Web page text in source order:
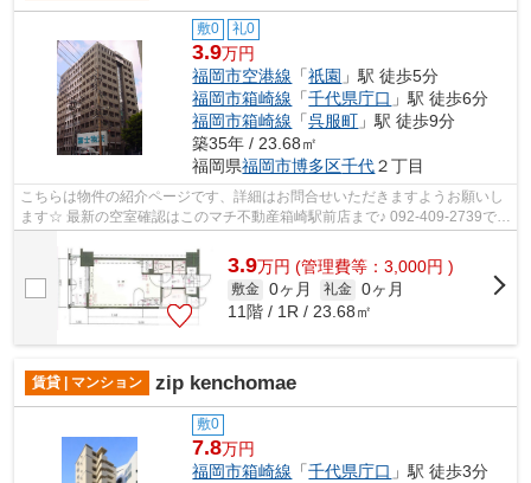
敷0 礼0
3.9万円
福岡市空港線 「祇園 」駅 徒歩5分
福岡市箱崎線 「千代県庁口 」駅 徒歩6分
福岡市箱崎線 「呉服町 」駅 徒歩9分
築35年 / 23.68㎡
福岡県福岡市博多区千代２丁目
こちらは物件の紹介ページです、詳細はお問合せいただきますようお願いし
ます☆ 最新の空室確認はこのマチ不動産箱崎駅前店まで♪ 092-409-2739で
3.9万円 (管理費等：3,000円 )
敷金 0ヶ月 礼金 0ヶ月
11階 / 1R / 23.68㎡
賃貸 | マンション zip kenchomae
敷0
7.8万円
福岡市箱崎線 「千代県庁口 」駅 徒歩3分